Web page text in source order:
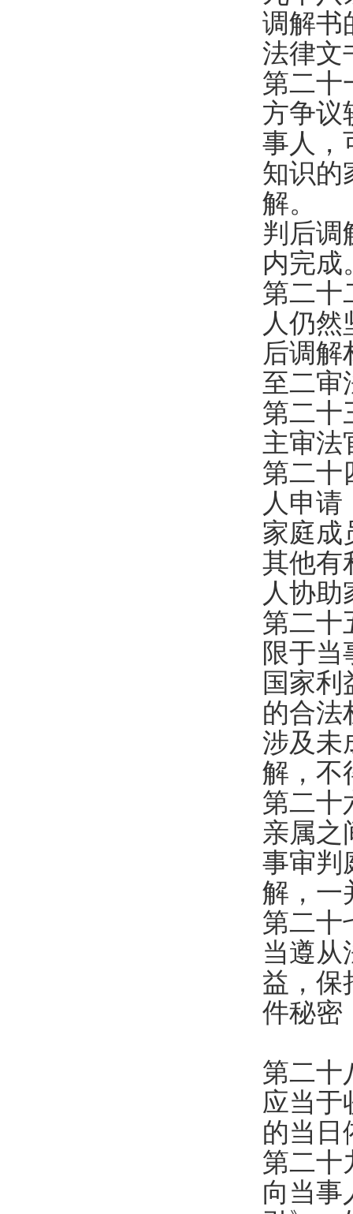
调解书
法律文
第二
方争议
事人，
知识的
解。
判后调
内完成
第二
人仍
后调解
至二审
第二
主审法
第二
人申
家庭成
其他有
人协
第二
限于当
国家
的合法
涉及未
解，不
第二
亲属之
事审判
解，一
第二
当遵从
益，保
件秘密
第二
应当于
的当日
第二
向当事